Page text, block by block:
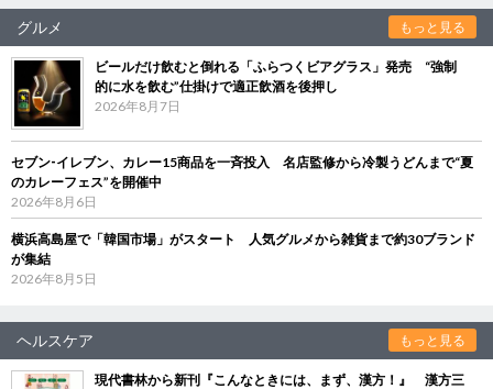
グルメ もっと見る
ビールだけ飲むと倒れる「ふらつくビアグラス」発売 “強制
的に水を飲む”仕掛けで適正飲酒を後押し
2026年8月7日
セブン‐イレブン、カレー15商品を一斉投入 名店監修から冷製うどんまで“夏
のカレーフェス”を開催中
2026年8月6日
横浜高島屋で「韓国市場」がスタート 人気グルメから雑貨まで約30ブランド
が集結
2026年8月5日
ヘルスケア もっと見る
現代書林から新刊『こんなときには、まず、漢方！』 漢方三